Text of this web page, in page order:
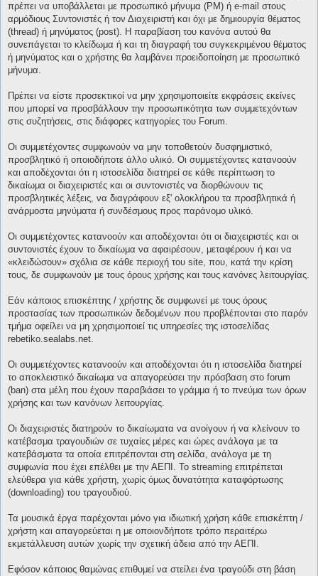
πρέπει να υποβάλλεται με προσωπικό μήνυμα (PM) ή e-mail στους
αρμόδιους Συντονιστές ή τον Διαχειριστή και όχι με δημιουργία θέματος
(thread) ή μηνύματος (post). Η παραβίαση του κανόνα αυτού θα
συνεπάγεται το κλείδωμα ή και τη διαγραφή του συγκεκριμένου θέματος
ή μηνύματος και ο χρήστης θα λαμβάνει προειδοποίηση με προσωπικό
μήνυμα.
Πρέπει να είστε προσεκτικοί να μην χρησιμοποιείτε εκφράσεις εκείνες
που μπορεί να προσβάλλουν την προσωπικότητα των συμμετεχόντων
στις συζητήσεις, στις διάφορες κατηγορίες του Forum.
Οι συμμετέχοντες συμφωνούν να μην τοποθετούν δυσφημιστικό,
προσβλητικό ή οποιοδήποτε άλλο υλικό. Οι συμμετέχοντες κατανοούν
και αποδέχονται ότι η ιστοσελίδα διατηρεί σε κάθε περίπτωση το
δικαίωμα οι διαχειριστές και οι συντονιστές να διορθώνουν τις
προσβλητικές λέξεις, να διαγράφουν εξ' ολοκλήρου τα προσβλητικά ή
ανάρμοστα μηνύματα ή συνδέσμους προς παράνομο υλικό.
Οι συμμετέχοντες κατανοούν και αποδέχονται ότι οι διαχειριστές και οι
συντονιστές έχουν το δικαίωμα να αφαιρέσουν, μεταφέρουν ή και να
«κλειδώσουν» σχόλια σε κάθε περιοχή του site, που, κατά την κρίση
τους, δε συμφωνούν με τους όρους χρήσης και τους κανόνες λειτουργίας.
Εάν κάποιος επισκέπτης / χρήστης δε συμφωνεί με τους όρους
προστασίας των προσωπικών δεδομένων που προβλέπονται στο παρόν
τμήμα οφείλει να μη χρησιμοποιεί τις υπηρεσίες της ιστοσελίδας
rebetiko.sealabs.net.
Οι συμμετέχοντες κατανοούν και αποδέχονται ότι η ιστοσελίδα διατηρεί
το αποκλειστικό δικαίωμα να απαγορεύσει την πρόσβαση στο forum
(ban) στα μέλη που έχουν παραβιάσει το γράμμα ή το πνεύμα των όρων
χρήσης και των κανόνων λειτουργίας.
Οι διαχειριστές διατηρούν το δικαίωματα να ανοίγουν ή να κλείνουν το
κατέβασμα τραγουδιών σε τυχαίες μέρες και ώρες ανάλογα με τα
κατεβάσματα τα οποία επιτρέπονται στη σελίδα, ανάλογα με τη
συμφωνία που έχει επέλθει με την ΑΕΠΙ. Το streaming επιτρέπεται
ελεύθερα για κάθε χρήστη, χωρίς όμως δυνατότητα καταφόρτωσης
(downloading) του τραγουδιού.
Τα μουσικά έργα παρέχονται μόνο για ιδιωτική χρήση κάθε επισκέπτη /
χρήστη και απαγορεύεται η με οποιονδήποτε τρόπο περαιτέρω
εκμετάλλευση αυτών χωρίς την σχετική άδεια από την ΑΕΠΙ.
Εφόσον κάποιος θαμώνας επιθυμεί να στείλει ένα τραγούδι στη βάση